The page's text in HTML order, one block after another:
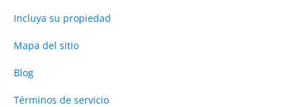
Incluya su propiedad
Mapa del sitio
Blog
Términos de servicio